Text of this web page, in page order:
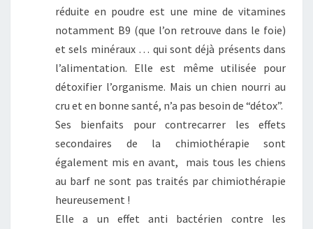
réduite en poudre est une mine de vitamines
notamment B9 (que l’on retrouve dans le foie)
et sels minéraux … qui sont déjà présents dans
l’alimentation. Elle est même utilisée pour
détoxifier l’organisme. Mais un chien nourri au
cru et en bonne santé, n’a pas besoin de “détox”.
Ses bienfaits pour contrecarrer les effets
secondaires de la chimiothérapie sont
également mis en avant, mais tous les chiens
au barf ne sont pas traités par chimiothérapie
heureusement !
Elle a un effet anti bactérien contre les